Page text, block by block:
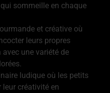
sommeille en chaque
et créative où
leurs propres
une variété de
ludique où les petits
créativité en